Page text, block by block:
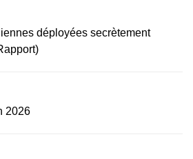
déployées secrètement
2026